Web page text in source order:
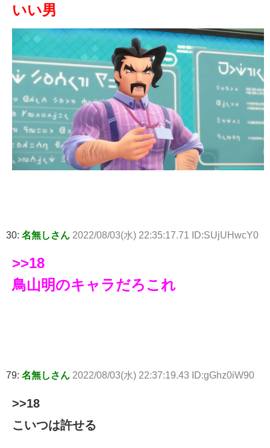
いい男
30: 名無しさん 2022/08/03(水) 22:35:17.71 ID:SUjUHwcY0
>>18
鳥山明のキャラだろこれ
79: 名無しさん 2022/08/03(水) 22:37:19.43 ID:gGhz0iW90
>>18
こいつは許せる